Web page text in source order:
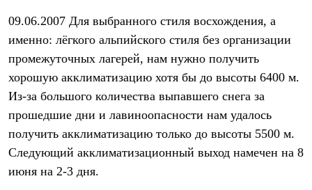
Утепленная синтетикой
Куртки
Штормовая одежда
Куртки
Брюки
Софтшелл одежда
Куртки
Флисовая одежда
Куртки
Брюки
09.06.2007 Для выбранного стиля восхождения, а
именно: лёгкого альпийского стиля без организации
промежуточных лагерей, нам нужно получить
хорошую акклиматизацию хотя бы до высоты 6400 м.
Из-за большого количества выпавшего снега за
прошедшие дни и лавиноопасности нам удалось
получить акклиматизацию только до высоты 5500 м.
Следующий акклиматизационный выход намечен на 8
июня на 2-3 дня.